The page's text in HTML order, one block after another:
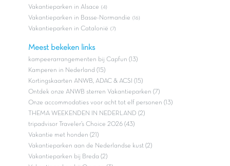
Vakantieparken in Alsace (4)
Vakantieparken in Basse-Normandie (16)
Vakantieparken in Catalonië (7)
Meest bekeken links
kampeerarrangementen bij Capfun (13)
Kamperen in Nederland (15)
Kortingskaarten ANWB, ADAC & ACSI (15)
Ontdek onze ANWB sterren Vakantieparken (7)
Onze accommodaties voor acht tot elf personen (13)
THEMA WEEKENDEN IN NEDERLAND (2)
tripadvisor Traveler’s Choice 2026 (43)
Vakantie met honden (21)
Vakantieparken aan de Nederlandse kust (2)
Vakantieparken bij Breda (2)